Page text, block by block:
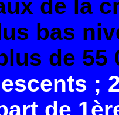
de la
bas
de 55
cents ;
de